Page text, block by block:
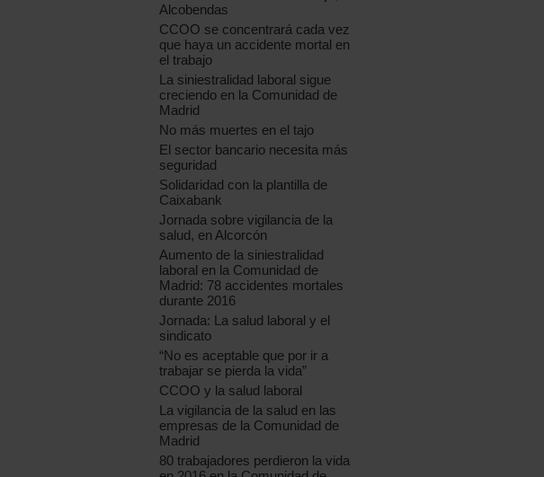
Alcobendas
CCOO se concentrará cada vez
que haya un accidente mortal en
el trabajo
La siniestralidad laboral sigue
creciendo en la Comunidad de
Madrid
No más muertes en el tajo
El sector bancario necesita más
seguridad
Solidaridad con la plantilla de
Caixabank
Jornada sobre vigilancia de la
salud, en Alcorcón
Aumento de la siniestralidad
laboral en la Comunidad de
Madrid: 78 accidentes mortales
durante 2016
Jornada: La salud laboral y el
sindicato
“No es aceptable que por ir a
trabajar se pierda la vida”
CCOO y la salud laboral
La vigilancia de la salud en las
empresas de la Comunidad de
Madrid
80 trabajadores perdieron la vida